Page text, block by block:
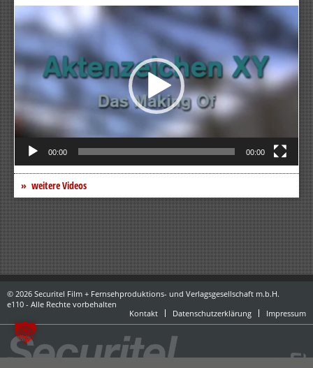
Video-
Player
00:00 00:00
weitere Videos
© 2026 Securitel Film + Fernsehproduktions- und Verlagsgesellschaft m.b.H.
e110 - Alle Rechte vorbehalten
Kontakt
Datenschutzerklärung Impressum
powered by danubius